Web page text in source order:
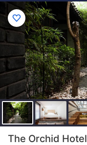
The Orchid Hotel